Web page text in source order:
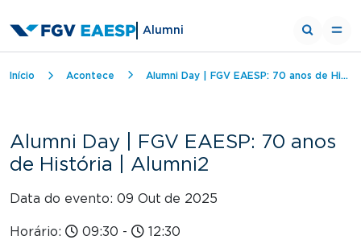
Alumni
Trilha de navegação
Início Acontece Alumni Day | FGV EAESP: 70 anos de História | Alumni2
Alumni Day | FGV EAESP: 70 anos
de História | Alumni2
Data do evento: 09 Out de 2025
Horário: 09:30 - 12:30